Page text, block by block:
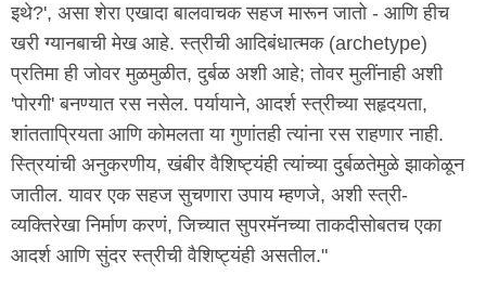
इथे?', असा शेरा एखादा बालवाचक सहज मारून जातो - आणि हीच
खरी ग्यानबाची मेख आहे. स्त्रीची आदिबंधात्मक (archetype)
प्रतिमा ही जोवर मुळमुळीत, दुर्बळ अशी आहे; तोवर मुलींनाही अशी
'पोरगी' बनण्यात रस नसेल. पर्यायाने, आदर्श स्त्रीच्या सहृदयता,
शांतताप्रियता आणि कोमलता या गुणांतही त्यांना रस राहणार नाही.
स्त्रियांची अनुकरणीय, खंबीर वैशिष्ट्यंही त्यांच्या दुर्बळतेमुळे झाकोळून
जातील. यावर एक सहज सुचणारा उपाय म्हणजे, अशी स्त्री-
व्यक्तिरेखा निर्माण करणं, जिच्यात सुपरमॅनच्या ताकदीसोबतच एका
आदर्श आणि सुंदर स्त्रीची वैशिष्ट्यंही असतील."